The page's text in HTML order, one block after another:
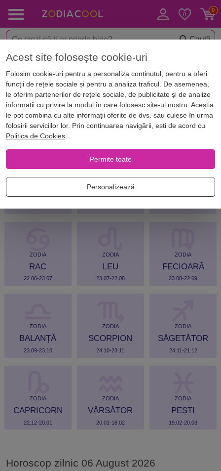
Caută
Acasă Zodii Zodiac Dragoste
Zodiac Dragoste
Alege zodia și afli comportamentul și tendințele
nativilor în dragoste
BERBEC TAUR GEMENI
ZODIA
RAC
22.06-23.07
ZODIA
LEU
23.07-22.08
ZODIA
FECIOARĂ
23.08-22.09
ZODIA
BALANȚĂ
23.09-23.10
ZODIA
SCORPION
24.10-23.11
ZODIA
SĂGETĂTOR
24.11-21.12
ZODIA
CAPRICORN
22.12-20.01
ZODIA
VĂRSĂTOR
20.01-18.02
ZODIA
PEȘTI
19.02-20.03
Horoscop zilnic 06 August 2026
Acest site folosește cookie-uri
Folosim cookie-uri pentru a personaliza conținutul, pentru a oferi
funcții de rețele sociale și pentru a analiza traficul. De asemenea,
le oferim partenerilor de rețele sociale, de publicitate și de analize
informații cu privire la modul în care folosesc site-ul nostru. Aceștia
le pot combina cu alte informații oferite de dvs. sau culese în urma
folosirii serviciilor lor. Prin continuarea navigării, ești de acord cu
Politica de Cookies.
Permite toate
Personalizează